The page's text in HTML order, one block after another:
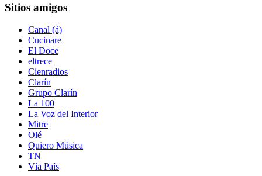
Sitios amigos
Canal (á)
Cucinare
El Doce
eltrece
Cienradios
Clarín
Grupo Clarín
La 100
La Voz del Interior
Mitre
Olé
Quiero Música
TN
Vía País